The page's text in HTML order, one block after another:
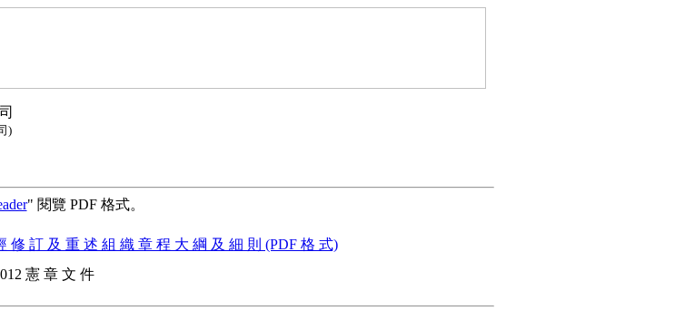
)
" 閱覽 PDF 格式。
修 訂 及 重 述 組 織 章 程 大 綱 及 細 則 (PDF 格 式)
憲 章 文 件